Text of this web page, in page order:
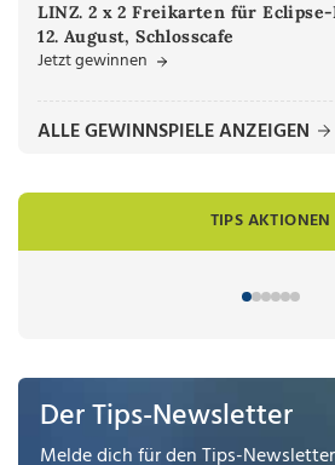
LINZ. 2 x 2 Freikarten für
12. August, Schlosscafe
Jetzt gewinnen
ALLE GEWINNSPIELE ANZEIGEN
TIPS AKTIONEN
Der Tips-Newsletter
Melde dich für den Tips-